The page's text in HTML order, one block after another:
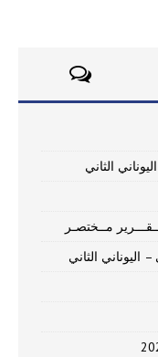
الثاني
مــختصـر
الثاني